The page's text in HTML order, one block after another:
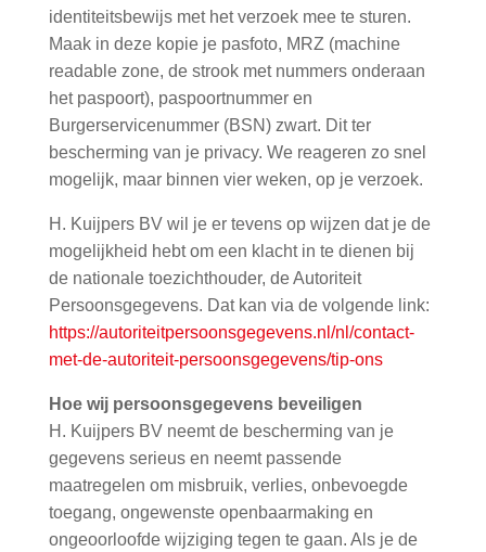
identiteitsbewijs met het verzoek mee te sturen.
Maak in deze kopie je pasfoto, MRZ (machine
readable zone, de strook met nummers onderaan
het paspoort), paspoortnummer en
Burgerservicenummer (BSN) zwart. Dit ter
bescherming van je privacy. We reageren zo snel
mogelijk, maar binnen vier weken, op je verzoek.
H. Kuijpers BV wil je er tevens op wijzen dat je de
mogelijkheid hebt om een klacht in te dienen bij
de nationale toezichthouder, de Autoriteit
Persoonsgegevens. Dat kan via de volgende link:
https://autoriteitpersoonsgegevens.nl/nl/contact-
met-de-autoriteit-persoonsgegevens/tip-ons
Hoe wij persoonsgegevens beveiligen
H. Kuijpers BV neemt de bescherming van je
gegevens serieus en neemt passende
maatregelen om misbruik, verlies, onbevoegde
toegang, ongewenste openbaarmaking en
ongeoorloofde wijziging tegen te gaan. Als je de